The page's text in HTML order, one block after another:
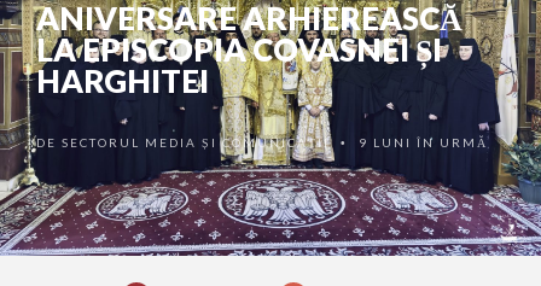
ANIVERSARE ARHIEREASCĂ
LA EPISCOPIA COVASNEI ȘI
HARGHITEI
DE SECTORUL MEDIA ȘI COMUNICAȚII • 9 LUNI ÎN URMĂ